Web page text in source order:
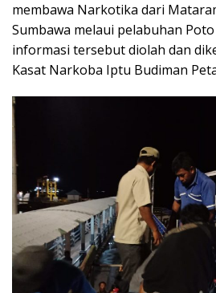
membawa Narkotika dari
Sumbawa melaui pelabuhan
informasi tersebut diolah dan
Kasat Narkoba Iptu Budiman